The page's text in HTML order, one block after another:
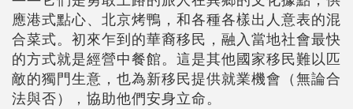
應港式點心、北京烤鴨，和各種各樣出人意表的混
合菜式。初來乍到的華裔移民，融入當地社會最快
的方式就是經營中餐館。這是其他國家移民難以匹
敵的獨門生意，也為新移民提供就業機會（無論合
法與否），協助他們安身立命。